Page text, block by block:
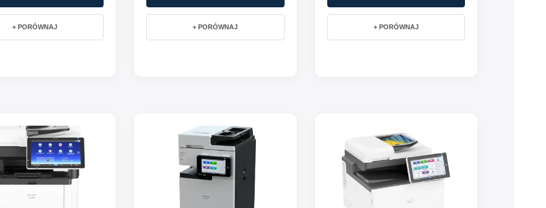
+ PORÓWNAJ + PORÓWNAJ + PORÓWNAJ